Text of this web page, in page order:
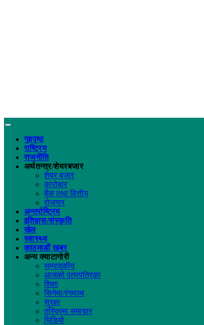
गृहपृष्ठ
राष्ट्रिय
राजनीति
अर्थतन्त्र/शेयरबजार
शेयर बजार
कारोबार
बैंक तथा वित्तीय
रोजगार
अन्तर्राष्ट्रिय
इतिहास/संस्कृति
खेल
स्वास्थ्य
काठमाडौं खबर
अन्य क्याटागोरी
सम्पादकीय
आजको पत्रपत्रिका
शिक्षा
सिनेमा/रंगमञ्च
सुरक्षा
तस्विरमा समाचार
भिडियो